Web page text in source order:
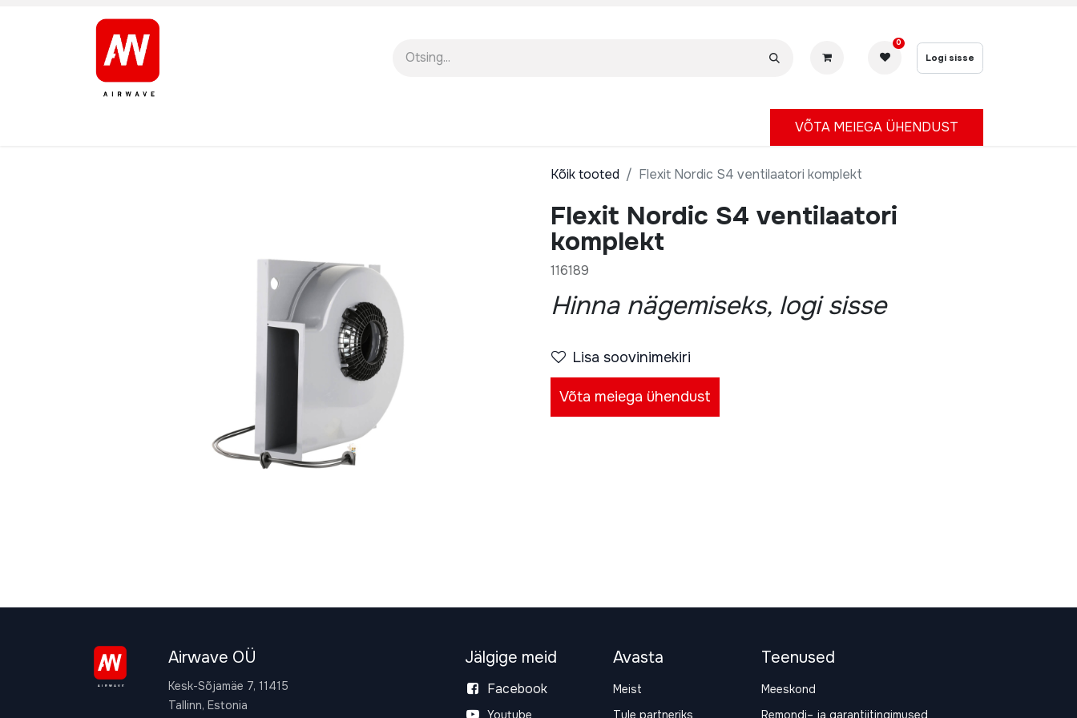
0
Logi sisse
VÕTA MEIEGA ÜHENDUST
Kõik tooted Flexit Nordic S4 ventilaatori komplekt
Flexit Nordic S4 ventilaatori
komplekt
116189
Hinna nägemiseks, logi sisse
Lisa soovinimekiri
Võta meiega ühendust
Airwave OÜ
Kesk-Sõjamäe 7, 11415
Tallinn, Estonia
Jälgige meid
Facebook
Youtube
Avasta
Meist
Tule partneriks
Teenused
Meeskond
Remondi– ja garantiitingimused